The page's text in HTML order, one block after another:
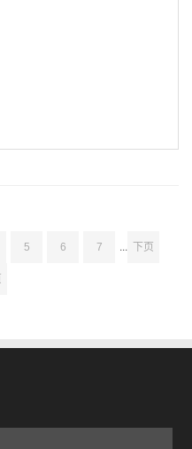
5 6 7 ... 下页